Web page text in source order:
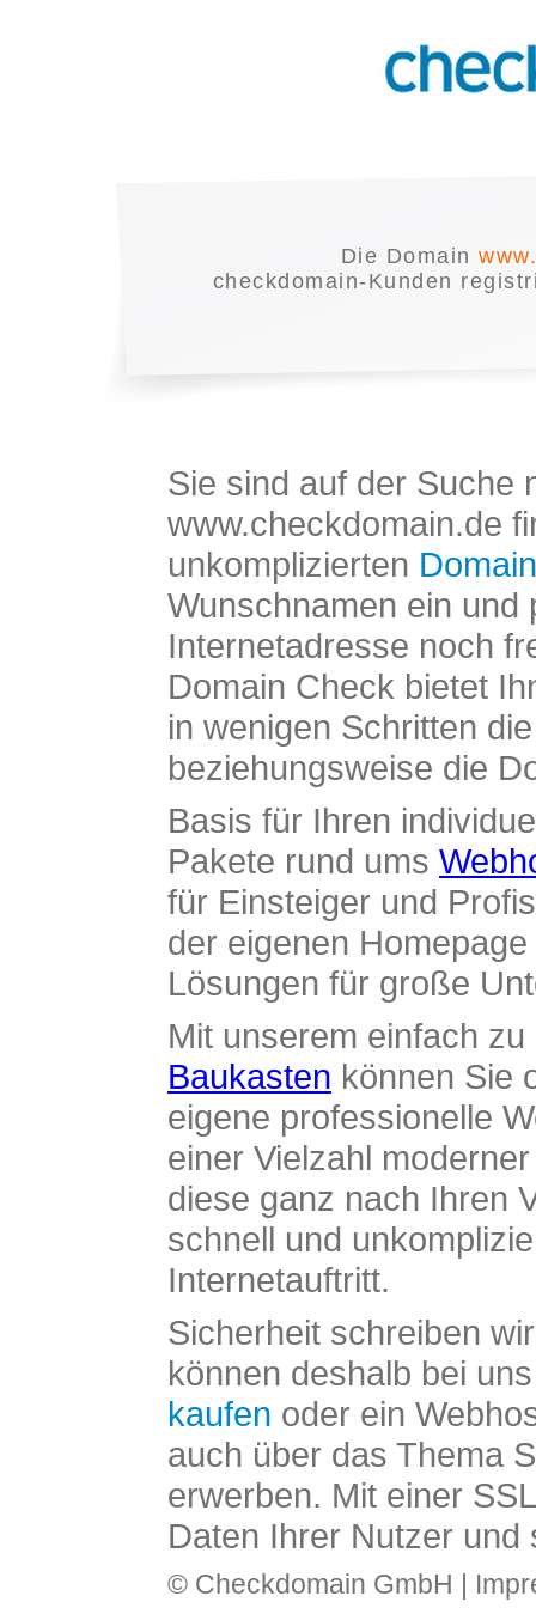
Die Domain
checkdomain-Kunden
Sie sind auf der Suche
www.checkdomain.de
unkomplizierten
Wunschnamen ein und
Internetadresse noch
Domain Check bietet
in wenigen Schritten
beziehungsweise die
Basis für Ihren
Pakete rund ums
für Einsteiger und
der eigenen
Lösungen für große
Mit unserem einfach
Baukasten können Sie
eigene professionelle
einer Vielzahl
diese ganz nach Ihren
schnell und
Internetauftritt.
Sicherheit schreiben
können deshalb bei
kaufen oder ein
auch über das Thema
erwerben. Mit einer
Daten Ihrer Nutzer und
© Checkdomain GmbH |